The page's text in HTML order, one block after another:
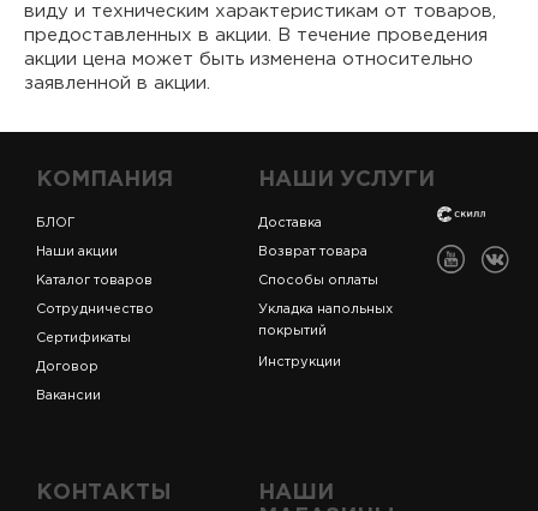
виду и техническим характеристикам от товаров,
предоставленных в акции. В течение проведения
акции цена может быть изменена относительно
заявленной в акции.
КОМПАНИЯ
БЛОГ
Наши акции
Каталог товаров
Сотрудничество
Сертификаты
Договор
Вакансии
НАШИ УСЛУГИ
Доставка
Возврат товара
Способы оплаты
Укладка напольных
покрытий
Инструкции
КОНТАКТЫ
НАШИ